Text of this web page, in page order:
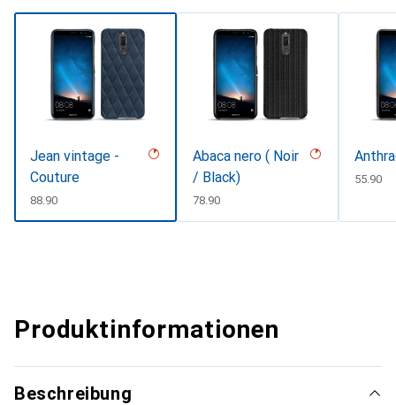
Jean vintage -
Couture
CHF
88.90
Abaca nero ( Noir
/ Black)
CHF
78.90
CHF
55.90
Produktinformationen
Beschreibung